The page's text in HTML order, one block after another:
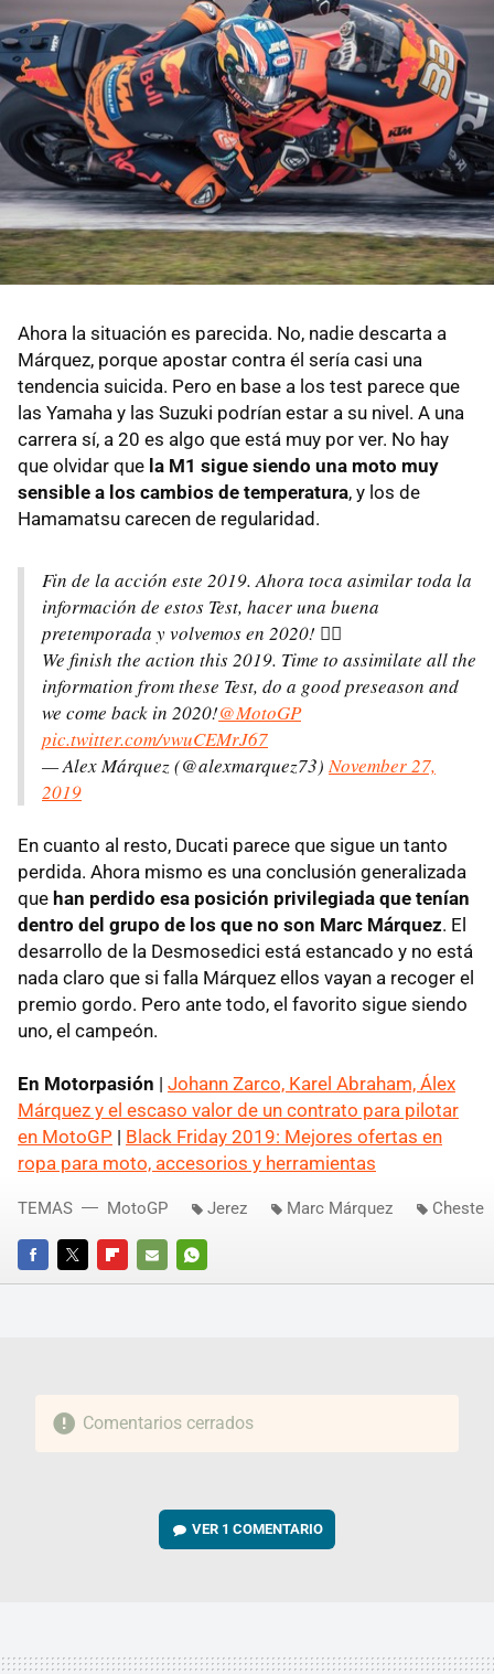
Ahora la situación es parecida. No, nadie descarta a
Márquez, porque apostar contra él sería casi una
tendencia suicida. Pero en base a los test parece que
las Yamaha y las Suzuki podrían estar a su nivel. A una
carrera sí, a 20 es algo que está muy por ver. No hay
que olvidar que la M1 sigue siendo una moto muy
sensible a los cambios de temperatura, y los de
Hamamatsu carecen de regularidad.
Fin de la acción este 2019. Ahora toca asimilar toda la
información de estos Test, hacer una buena
pretemporada y volvemos en 2020! ✊🏼
We finish the action this 2019. Time to assimilate all the
information from these Test, do a good preseason and
we come back in 2020!@MotoGP
pic.twitter.com/vwuCEMrJ67
— Alex Márquez (@alexmarquez73)November 27,
2019
En cuanto al resto, Ducati parece que sigue un tanto
perdida. Ahora mismo es una conclusión generalizada
que han perdido esa posición privilegiada que tenían
dentro del grupo de los que no son Marc Márquez. El
desarrollo de la Desmosedici está estancado y no está
nada claro que si falla Márquez ellos vayan a recoger el
premio gordo. Pero ante todo, el favorito sigue siendo
uno, el campeón.
En Motorpasión | Johann Zarco, Karel Abraham, Álex
Márquez y el escaso valor de un contrato para pilotar
en MotoGP | Black Friday 2019: Mejores ofertas en
ropa para moto, accesorios y herramientas
FACEBOOKTWITTERFLIPBOARD
E-
WHATSAPP
TEMAS MotoGP Jerez Marc Márquez Cheste
Comentarios cerrados
VER 1 COMENTARIO